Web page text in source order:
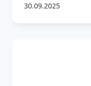
30.09.2025